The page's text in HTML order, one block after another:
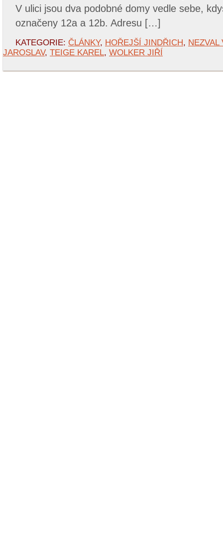
V ulici jsou dva podobné domy vedle sebe,
označeny 12a a 12b. Adresu […]
KATEGORIE: ČLÁNKY, HOŘEJŠÍ JINDŘICH, NEZVAL
JAROSLAV, TEIGE KAREL, WOLKER JIŘÍ